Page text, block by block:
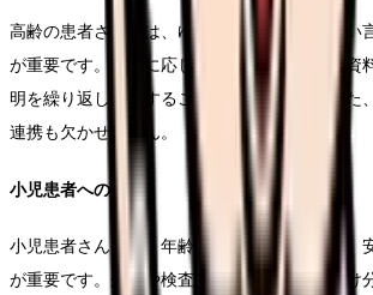
高齢の患者さんには、ゆっくりと分かりやすい
が重要です。必要に応じて文字を大きくした資
明を繰り返したりすることも効果的です。また
連携も欠かせません。
小児患者への対応
小児患者さんには、年齢に応じた言葉遣いと、
が重要です。処置や検査の際には、できるだけ